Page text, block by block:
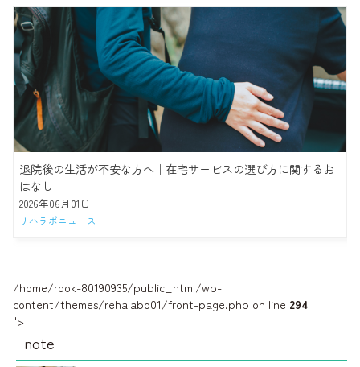
退院後の生活が不安な方へ｜在宅サービスの選び方に関するお
はなし
2026年06月01日
リハラボニュース
/home/rook-80190935/public_html/wp-
content/themes/rehalabo01/front-page.php on line 294
">
note